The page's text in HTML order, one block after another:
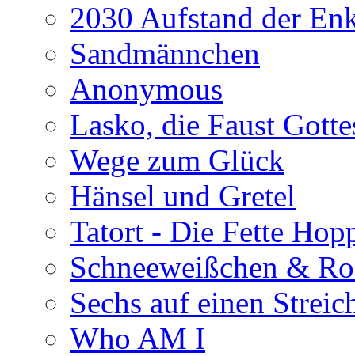
2030 Aufstand der
Sandmännchen
Anonymous
Lasko, die Faust
Wege zum Glück
Hänsel und Gretel
Tatort - Die Fette
Schneeweißchen &
Sechs auf einen
Who AM I